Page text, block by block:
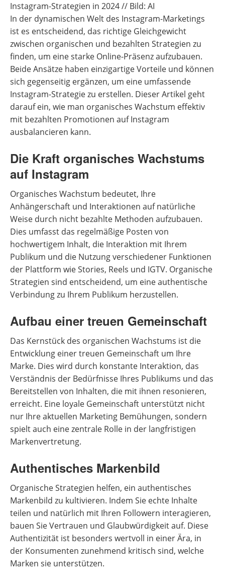
Instagram-Strategien in 2024 // Bild: AI
In der dynamischen Welt des Instagram-Marketings
ist es entscheidend, das richtige Gleichgewicht
zwischen organischen und bezahlten Strategien zu
finden, um eine starke Online-Präsenz aufzubauen.
Beide Ansätze haben einzigartige Vorteile und können
sich gegenseitig ergänzen, um eine umfassende
Instagram-Strategie zu erstellen. Dieser Artikel geht
darauf ein, wie man organisches Wachstum effektiv
mit bezahlten Promotionen auf Instagram
ausbalancieren kann.
Die Kraft organisches Wachstums
auf Instagram
Organisches Wachstum bedeutet, Ihre
Anhängerschaft und Interaktionen auf natürliche
Weise durch nicht bezahlte Methoden aufzubauen.
Dies umfasst das regelmäßige Posten von
hochwertigem Inhalt, die Interaktion mit Ihrem
Publikum und die Nutzung verschiedener Funktionen
der Plattform wie Stories, Reels und IGTV. Organische
Strategien sind entscheidend, um eine authentische
Verbindung zu Ihrem Publikum herzustellen.
Aufbau einer treuen Gemeinschaft
Das Kernstück des organischen Wachstums ist die
Entwicklung einer treuen Gemeinschaft um Ihre
Marke. Dies wird durch konstante Interaktion, das
Verständnis der Bedürfnisse Ihres Publikums und das
Bereitstellen von Inhalten, die mit ihnen resonieren,
erreicht. Eine loyale Gemeinschaft unterstützt nicht
nur Ihre aktuellen Marketing Bemühungen, sondern
spielt auch eine zentrale Rolle in der langfristigen
Markenvertretung.
Authentisches Markenbild
Organische Strategien helfen, ein authentisches
Markenbild zu kultivieren. Indem Sie echte Inhalte
teilen und natürlich mit Ihren Followern interagieren,
bauen Sie Vertrauen und Glaubwürdigkeit auf. Diese
Authentizität ist besonders wertvoll in einer Ära, in
der Konsumenten zunehmend kritisch sind, welche
Marken sie unterstützen.